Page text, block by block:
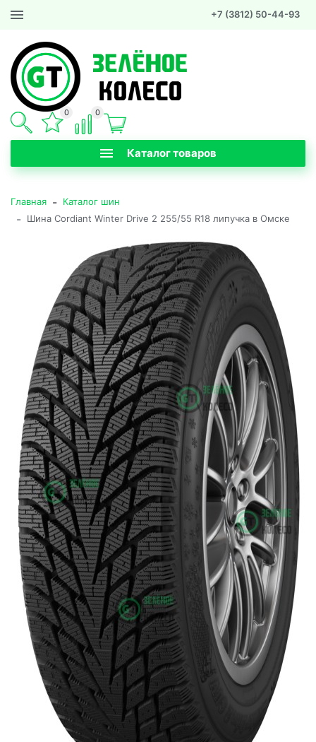
+7 (3812) 50-44-93
Каталог товаров
0 0
Главная - Каталог шин
- Шина Cordiant Winter Drive 2 255/55 R18 липучка в Омске